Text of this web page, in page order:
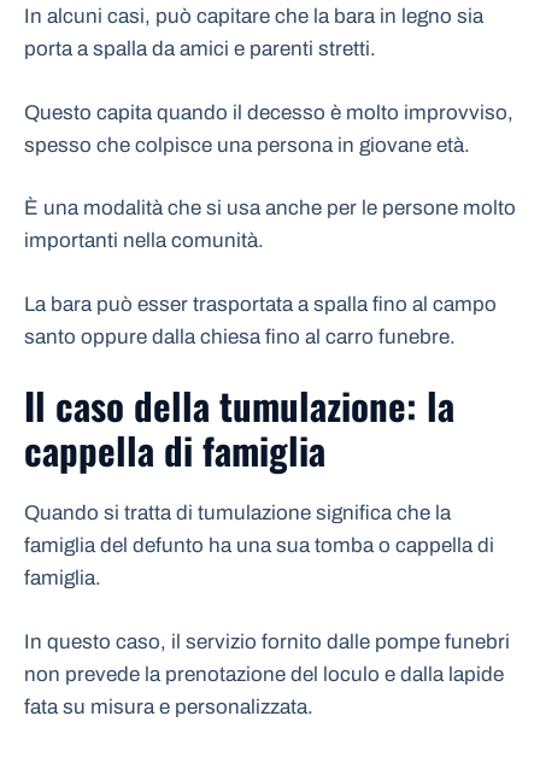
In alcuni casi, può capitare che la bara in legno sia
porta a spalla da amici e parenti stretti.
Questo capita quando il decesso è molto improvviso,
spesso che colpisce una persona in giovane età.
È una modalità che si usa anche per le persone molto
importanti nella comunità.
La bara può esser trasportata a spalla fino al campo
santo oppure dalla chiesa fino al carro funebre.
Il caso della tumulazione: la
cappella di famiglia
Quando si tratta di tumulazione significa che la
famiglia del defunto ha una sua tomba o cappella di
famiglia.
In questo caso, il servizio fornito dalle pompe funebri
non prevede la prenotazione del loculo e dalla lapide
fata su misura e personalizzata.